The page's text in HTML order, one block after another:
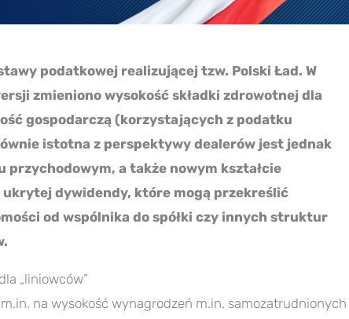
podatkowej realizującej tzw. Polski Ład. W
zmieniono wysokość składki zdrowotnej dla
gospodarczą (korzystających z podatku
istotna z perspektywy dealerów jest jednak
przychodowym, a także nowym kształcie
dywidendy, które mogą przekreślić
od wspólnika do spółki czy innych struktur
„liniowców”
na wysokość wynagrodzeń m.in. samozatrudnionych